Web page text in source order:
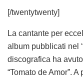
[/twentytwenty]
La cantante per
album pubblicati nel
discografica ha
“Tomato de Amor”.